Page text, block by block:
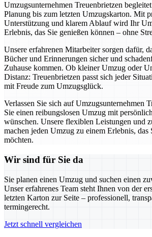
Umzugsunternehmen Treuenbrietzen
Planung bis zum letzten Umzugskarton. Mit
Unterstützung und klarem Ablauf wird Ihr
Erlebnis, das Sie genießen können – ohne
Unsere erfahrenen Mitarbeiter sorgen dafür,
Bücher und Erinnerungen sicher und
Zuhause kommen. Ob kleiner Umzug oder
Distanz: Treuenbrietzen passt sich jeder
mit Freude zum Umzugsglück.
Verlassen Sie sich auf Umzugsunternehmen
Sie einen reibungslosen Umzug mit
wünschen. Unsere flexiblen Leistungen und
machen jeden Umzug zu einem Erlebnis, das
möchten.
Wir sind für Sie da
Sie planen einen Umzug und suchen einen
Unser erfahrenes Team steht Ihnen von der
letzten Karton zur Seite – professionell,
termingerecht.
Jetzt schnell vergleichen